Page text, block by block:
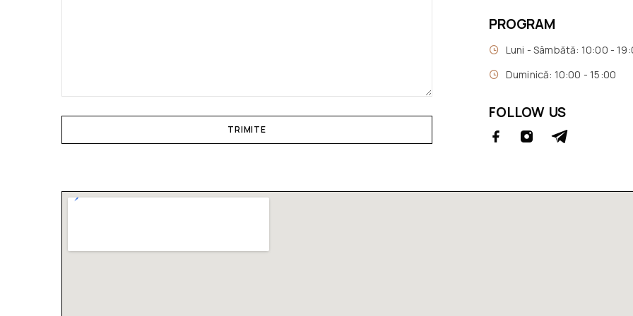
PROGRAM
Luni - Sâmbătă: 10:00 -
Duminică: 10:00 - 15:00
FOLLOW US